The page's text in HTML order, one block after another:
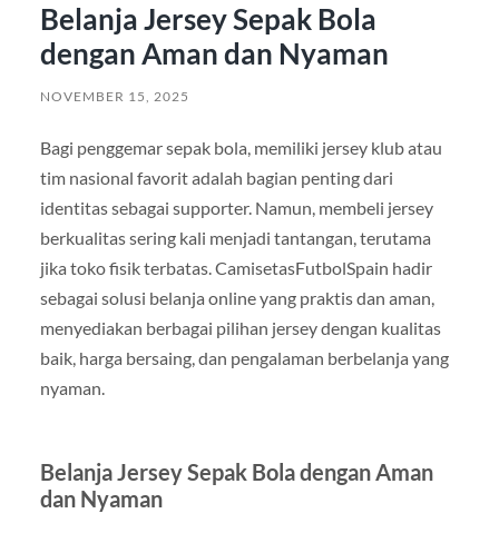
Belanja Jersey Sepak Bola
dengan Aman dan Nyaman
NOVEMBER 15, 2025
Bagi penggemar sepak bola, memiliki jersey klub atau
tim nasional favorit adalah bagian penting dari
identitas sebagai supporter. Namun, membeli jersey
berkualitas sering kali menjadi tantangan, terutama
jika toko fisik terbatas. CamisetasFutbolSpain hadir
sebagai solusi belanja online yang praktis dan aman,
menyediakan berbagai pilihan jersey dengan kualitas
baik, harga bersaing, dan pengalaman berbelanja yang
nyaman.
Belanja Jersey Sepak Bola dengan Aman
dan Nyaman